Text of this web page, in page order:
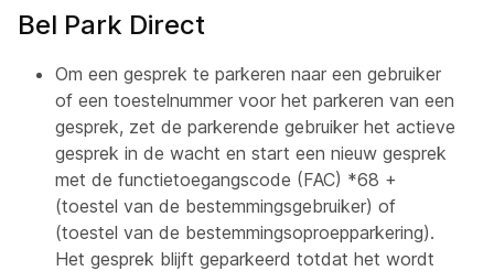
Bel Park Direct
Om een gesprek te parkeren naar een gebruiker
of een toestelnummer voor het parkeren van een
gesprek, zet de parkerende gebruiker het actieve
gesprek in de wacht en start een nieuw gesprek
met de functietoegangscode (FAC) *68 +
(toestel van de bestemmingsgebruiker) of
(toestel van de bestemmingsoproepparkering).
Het gesprek blijft geparkeerd totdat het wordt